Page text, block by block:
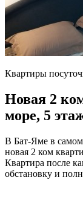
Квартиры
Новая 2
море, 5
В Бат-Яме в
новая 2 ком
Квартира после
обстановку и